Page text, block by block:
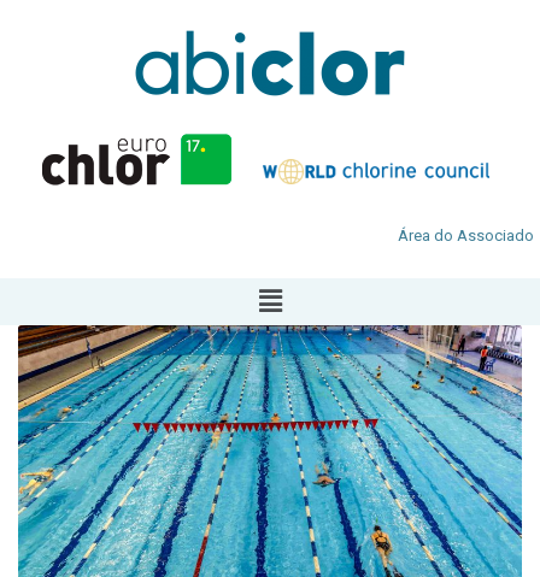
Área do Associado